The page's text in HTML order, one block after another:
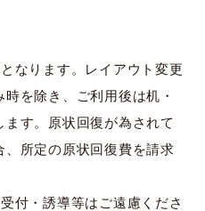
なります。レイアウト変更
を除き、ご利用後は机・
す。原状回復が為されて
所定の原状回復費を請求
付・誘導等はご遠慮くださ